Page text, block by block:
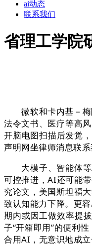
ai动态
联系我们
省理工学院
微软和卡内基－梅
法令文书、医疗等高
开脑电图扫描后发觉
声明网坐律师消息联
大模子、智能体等
可控推进，AI还可能
究论文，美国斯坦福
致认知能力下降。更
期内或因工做效率提
子“开箱即用”的便利
合用AI，无意识地成